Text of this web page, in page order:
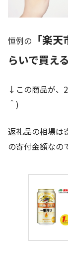
恒例の 「楽
らいで買え
↓この商品が、
＾)
返礼品の相場は
の寄付金額なの